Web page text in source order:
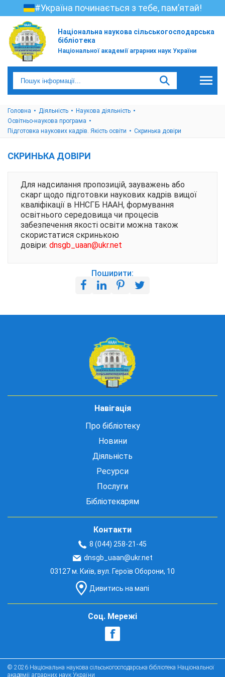
#Україна починається з тебе, пам’ятай!
Національна наукова сільськогосподарська
бібліотека
Національної академії аграрних наук України
Головна Діяльність
Наукова діяльність
Освітньо-наукова програма
Підготовка наукових кадрів. Якість освіти
Скринька довіри
СКРИНЬКА ДОВІРИ
Для надсилання пропозицій, зауважень або
скарг щодо підготовки наукових кадрів вищої
кваліфікації в ННСГБ НААН, формування
освітнього середовища чи процесів
забезпечення якості освіти можна також
скористатися скринькою
довіри: dnsgb_uaan@ukr.net
Поширити:
Навігація
Про бібліотеку
Новини
Діяльність
Ресурси
Послуги
Бібліотекарям
Контакти
8 (044) 258-21-45
dnsgb_uaan@ukr.net
03127 м. Київ, вул. Героїв Оборони, 10
Дивитись на мапі
Соц. Мережі
© 2026 Національна наукова сільськогосподарська бібліотека Національної
академії аграрних наук України